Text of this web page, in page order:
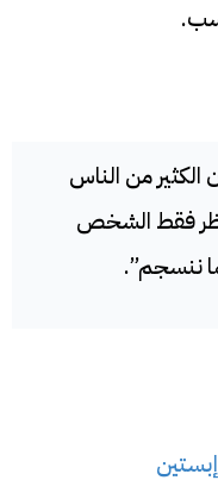
من الناس
فقط الشخص
ننسجم”.